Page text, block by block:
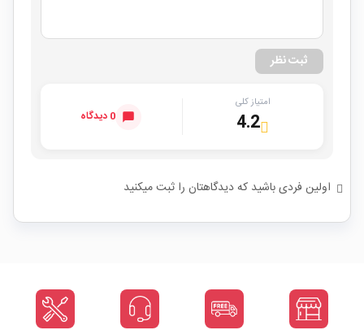
ثبت نظر
امتیاز کلی
4.2 0 دیدگاه
اولین فردی باشید که دیدگاهتان را ثبت میکنید